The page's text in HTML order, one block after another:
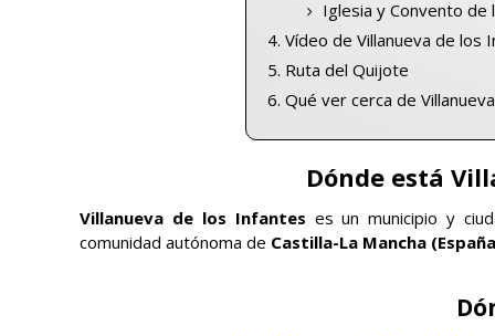
Iglesia y Convento de
Vídeo de Villanueva de los
Ruta del Quijote
Qué ver cerca de
Dónde está
Villanueva de los Infantes es un municipio y
comunidad autónoma de Castilla-La Mancha